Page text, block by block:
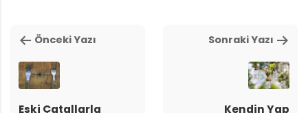
Önceki Yazı
Eski Çatallarla
Sonraki Yazı
Kendin Yap